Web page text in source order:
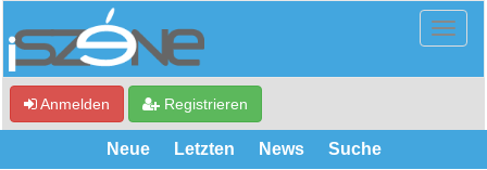
Anmelden Registrieren
Neue Letzten News Suche